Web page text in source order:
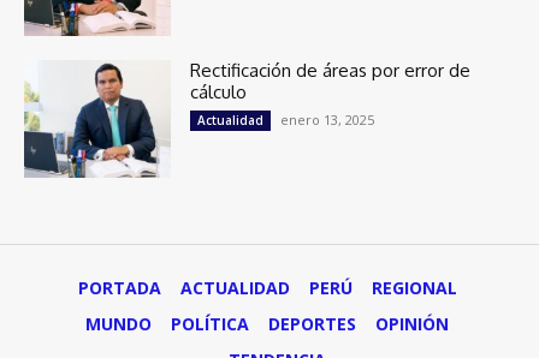
Rectificación de áreas por error de
cálculo
Actualidad enero 13, 2025
PORTADA ACTUALIDAD PERÚ
REGIONAL
MUNDO
POLÍTICA DEPORTES
OPINIÓN